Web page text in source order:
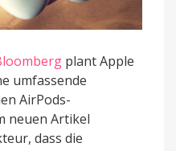
plant Apple
umfassende
AirPods-
neuen Artikel
dass die